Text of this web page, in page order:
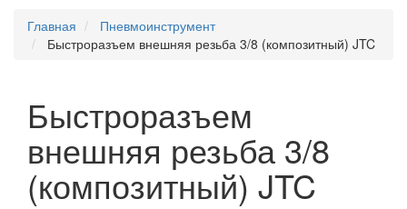
Главная
Пневмоинструмент
Быстроразъем внешняя резьба 3/8 (композитный) JTC
Быстроразъем
внешняя резьба 3/8
(композитный) JTC